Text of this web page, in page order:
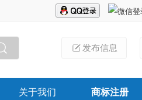
发布信息
关于我们 商标注册